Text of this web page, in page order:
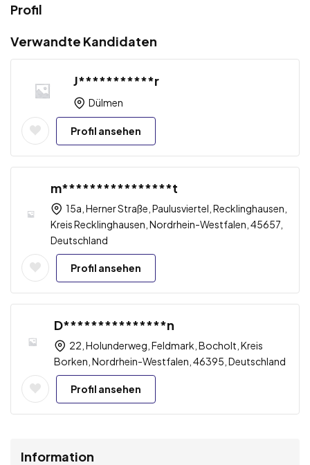
Profil
Verwandte Kandidaten
J***********r
Dülmen
Profil ansehen
m****************t
15a, Herner Straße, Paulusviertel, Recklinghausen,
Kreis Recklinghausen, Nordrhein-Westfalen, 45657,
Deutschland
Profil ansehen
D***************n
22, Holunderweg, Feldmark, Bocholt, Kreis
Borken, Nordrhein-Westfalen, 46395, Deutschland
Profil ansehen
Information